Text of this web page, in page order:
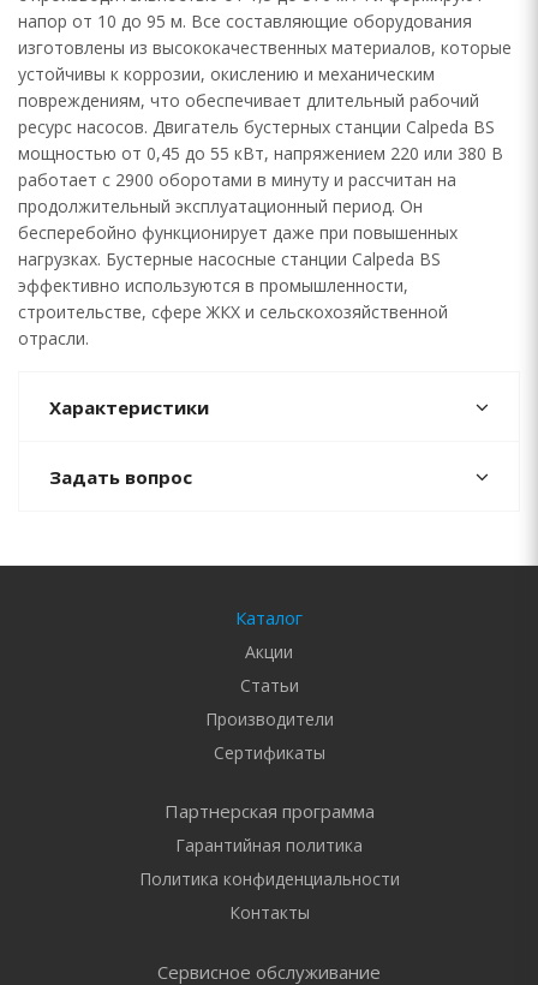
напор от 10 до 95 м. Все составляющие оборудования
изготовлены из высококачественных материалов, которые
устойчивы к коррозии, окислению и механическим
повреждениям, что обеспечивает длительный рабочий
ресурс насосов. Двигатель бустерных станции Calpeda BS
мощностью от 0,45 до 55 кВт, напряжением 220 или 380 В
работает с 2900 оборотами в минуту и рассчитан на
продолжительный эксплуатационный период. Он
бесперебойно функционирует даже при повышенных
нагрузках. Бустерные насосные станции Calpeda BS
эффективно используются в промышленности,
строительстве, сфере ЖКХ и сельскохозяйственной
отрасли.
Характеристики
Задать вопрос
Каталог
Акции
Статьи
Производители
Сертификаты
Партнерская программа
Гарантийная политика
Политика конфиденциальности
Контакты
Сервисное обслуживание